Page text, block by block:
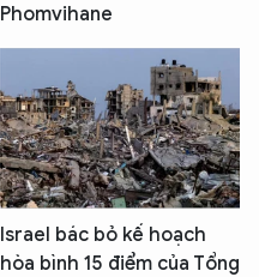
Phomvihane
Israel bác bỏ kế hoạch
hòa bình 15 điểm của Tổng